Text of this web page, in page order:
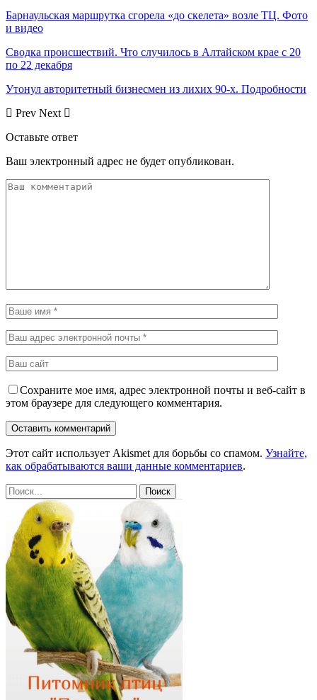
Барнаульская маршрутка сгорела «до скелета» возле ТЦ. Фото
и видео
Сводка происшествий. Что случилось в Алтайском крае с 20
по 22 декабря
Утонул авторитетный бизнесмен из лихих 90-х. Подробности
Prev Next
Оставьте ответ
Ваш электронный адрес не будет опубликован.
Сохраните мое имя, адрес электронной почты и веб-сайт в
этом браузере для следующего комментария.
Этот сайт использует Akismet для борьбы со спамом. Узнайте,
как обрабатываются ваши данные комментариев.